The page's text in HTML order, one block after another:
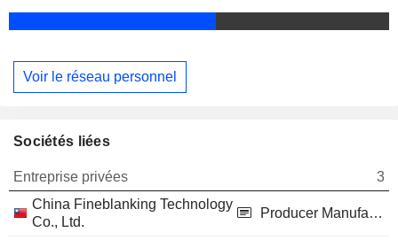
Voir le réseau personnel
Sociétés liées
Entreprise privées
3
China Fineblanking Technology
Co., Ltd.
Producer Manufacturing